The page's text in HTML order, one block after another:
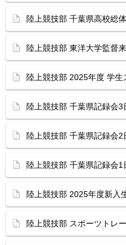
陸上競技部 千葉県高校総
陸上競技部 東洋大学監督
陸上競技部 2025年度 学生
陸上競技部 千葉県記録会3
陸上競技部 千葉県記録会2
陸上競技部 千葉県記録会1
陸上競技部 2025年度新入
陸上競技部 スポーツトレ